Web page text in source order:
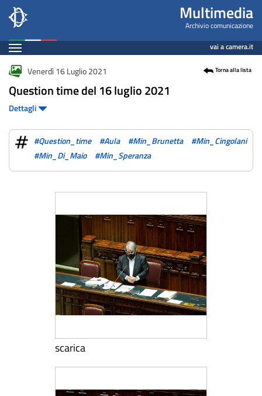
Salta
contenuto
principale
Fotogallery Multimedia
Archivio comunicazione
Espandi vai a camera.it
Contenuto
Venerdì 16 Luglio 2021 Torna alla lista
Question time del 16 luglio 2021
Dettagli
#Question_time #Aula #Min_Brunetta
#Min_Cingolani
#Min_Di_Maio
#Min_Speranza
scarica